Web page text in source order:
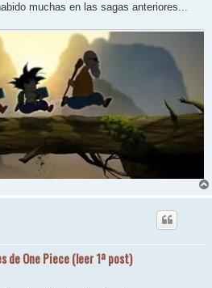
muchas en las sagas anteriores...
de One Piece (leer 1ª post)